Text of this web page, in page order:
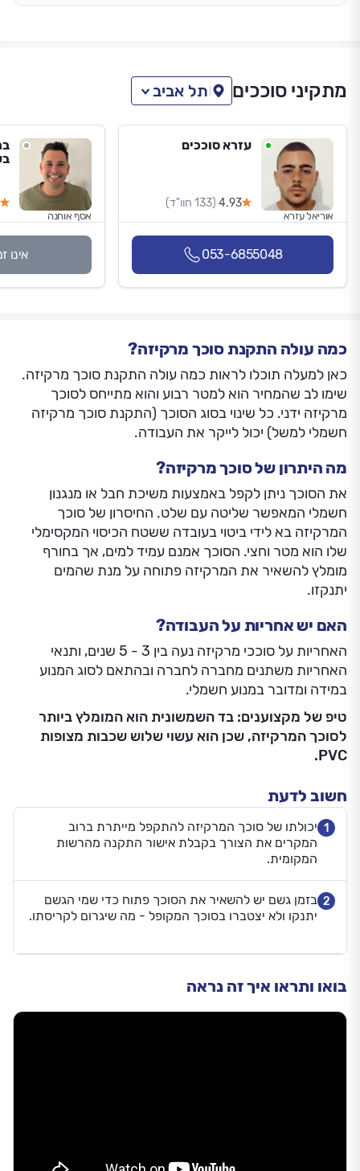
מתקיני סוככים תל אביב
עזרא סוככים
4.93 (133 חוו"ד)
אוריאל עזרא
053-6855048
אסף אוחנה
אינו
כמה עולה התקנת סוכך מרקיזה?
כאן למעלה תוכלו לראות כמה עולה התקנת סוכך מרקיזה.
שימו לב שהמחיר הוא למטר רבוע והוא מתייחס לסוכך
מרקיזה ידני. כל שינוי בסוג הסוכך (התקנת סוכך מרקיזה
חשמלי למשל) יכול לייקר את העבודה.
מה היתרון של סוכך מרקיזה?
את הסוכך ניתן לקפל באמצעות משיכת חבל או מנגנון
חשמלי המאפשר שליטה עם שלט. החיסרון של סוכך
המרקיזה בא לידי ביטוי בעובדה ששטח הכיסוי המקסימלי
שלו הוא מטר וחצי. הסוכך אמנם עמיד למים, אך בחורף
מומלץ להשאיר את המרקיזה פתוחה על מנת שהמים
יתנקזו.
האם יש אחריות על העבודה?
האחריות על סוככי מרקיזה נעה בין 3 - 5 שנים, ותנאי
האחריות משתנים מחברה לחברה ובהתאם לסוג המנוע
במידה ומדובר במנוע חשמלי.
טיפ של מקצוענים: בד השמשונית הוא המומלץ ביותר
לסוכך המרקיזה, שכן הוא עשוי שלוש שכבות מצופות
PVC.
חשוב לדעת
1 יכולתו של סוכך המרקיזה להתקפל מייתרת ברוב
המקרים את הצורך בקבלת אישור התקנה מהרשות
המקומית.
2 בזמן גשם יש להשאיר את הסוכך פתוח כדי שמי הגשם
יתנקו ולא יצטברו בסוכך המקופל - מה שיגרום לקריסתו.
בואו ותראו איך זה נראה